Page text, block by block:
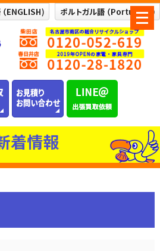
メ
ニ
ュ
ー
着情報